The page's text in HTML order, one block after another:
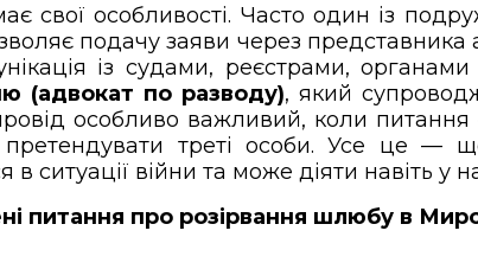
свої особливості. Часто один із
подачу заяви через
із судами, реєстрами,
(адвокат по разводу), який
особливо важливий, коли питання
треті особи. Усе це —
в ситуації війни та може діяти навіть у
питання про розірвання шлюбу в